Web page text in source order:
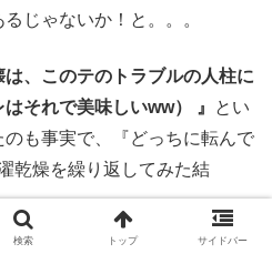
じゃないか！と。。。
は、このテのトラブルの人柱に
それで美味しいww） 』
とい
も事実で、『どっちに転んで
乾燥を繰り返してみた結
検索 トップ サイドバー